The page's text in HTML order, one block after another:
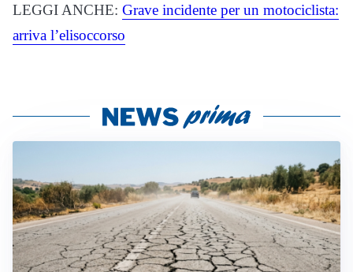
LEGGI ANCHE: Grave incidente per un motociclista:
arriva l’elisoccorso